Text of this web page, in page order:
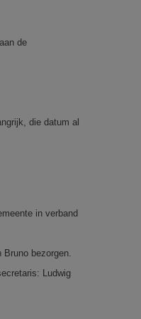
de
die datum al
in verband
Bruno bezorgen.
Ludwig